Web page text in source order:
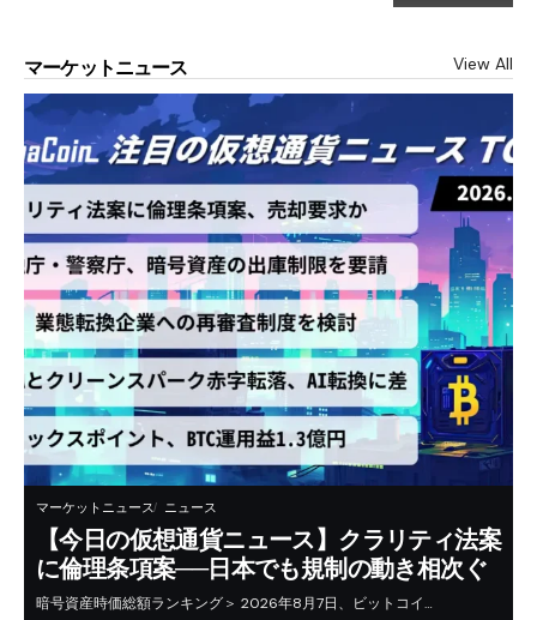
マーケットニュース View All
マーケットニュース ニュース
【今日の仮想通貨ニュース】クラリティ法案
に倫理条項案──日本でも規制の動き相次ぐ
暗号資産時価総額ランキング＞ 2026年8月7日、ビットコイ…